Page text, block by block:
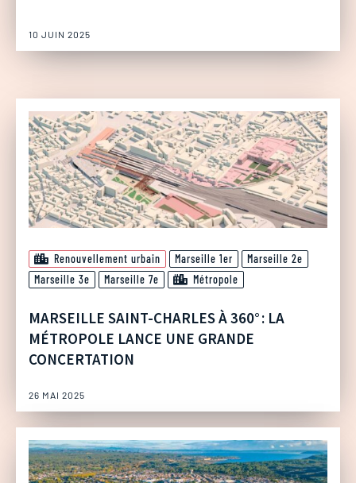
10 JUIN 2025
Renouvellement urbain Marseille 1er
Marseille 2e
Marseille 3e
Marseille 7e Métropole
MARSEILLE SAINT-CHARLES À 360° : LA
MÉTROPOLE LANCE UNE GRANDE
CONCERTATION
26 MAI 2025